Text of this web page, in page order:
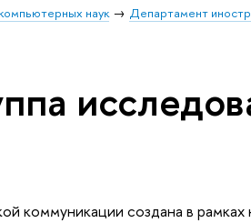
наук Департамент
коммуникации создана в рамках